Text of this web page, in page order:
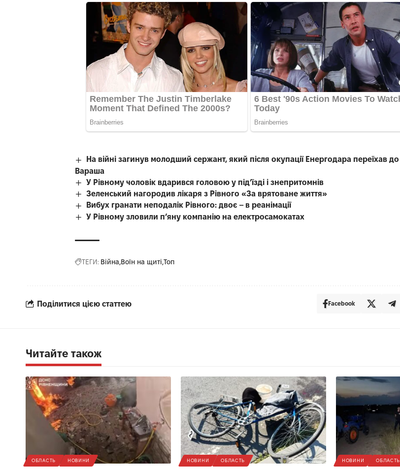
На війні загинув молодший сержант, який після окупації Енергодара переїхав до
Вараша
У Рівному чоловік вдарився головою у під’їзді і знепритомнів
Зеленський нагородив лікаря з Рівного «За врятоване життя»
Вибух гранати неподалік Рівного: двоє – в реанімації
У Рівному зловили п’яну компанію на електросамокатах
ТЕГИ: Війна Воїн на щиті Топ
Поділитися цією статтею Facebook
Читайте також
ОБЛАСТЬ НОВИНИ НОВИНИ ОБЛАСТЬ НОВИНИ ОБЛАСТЬ